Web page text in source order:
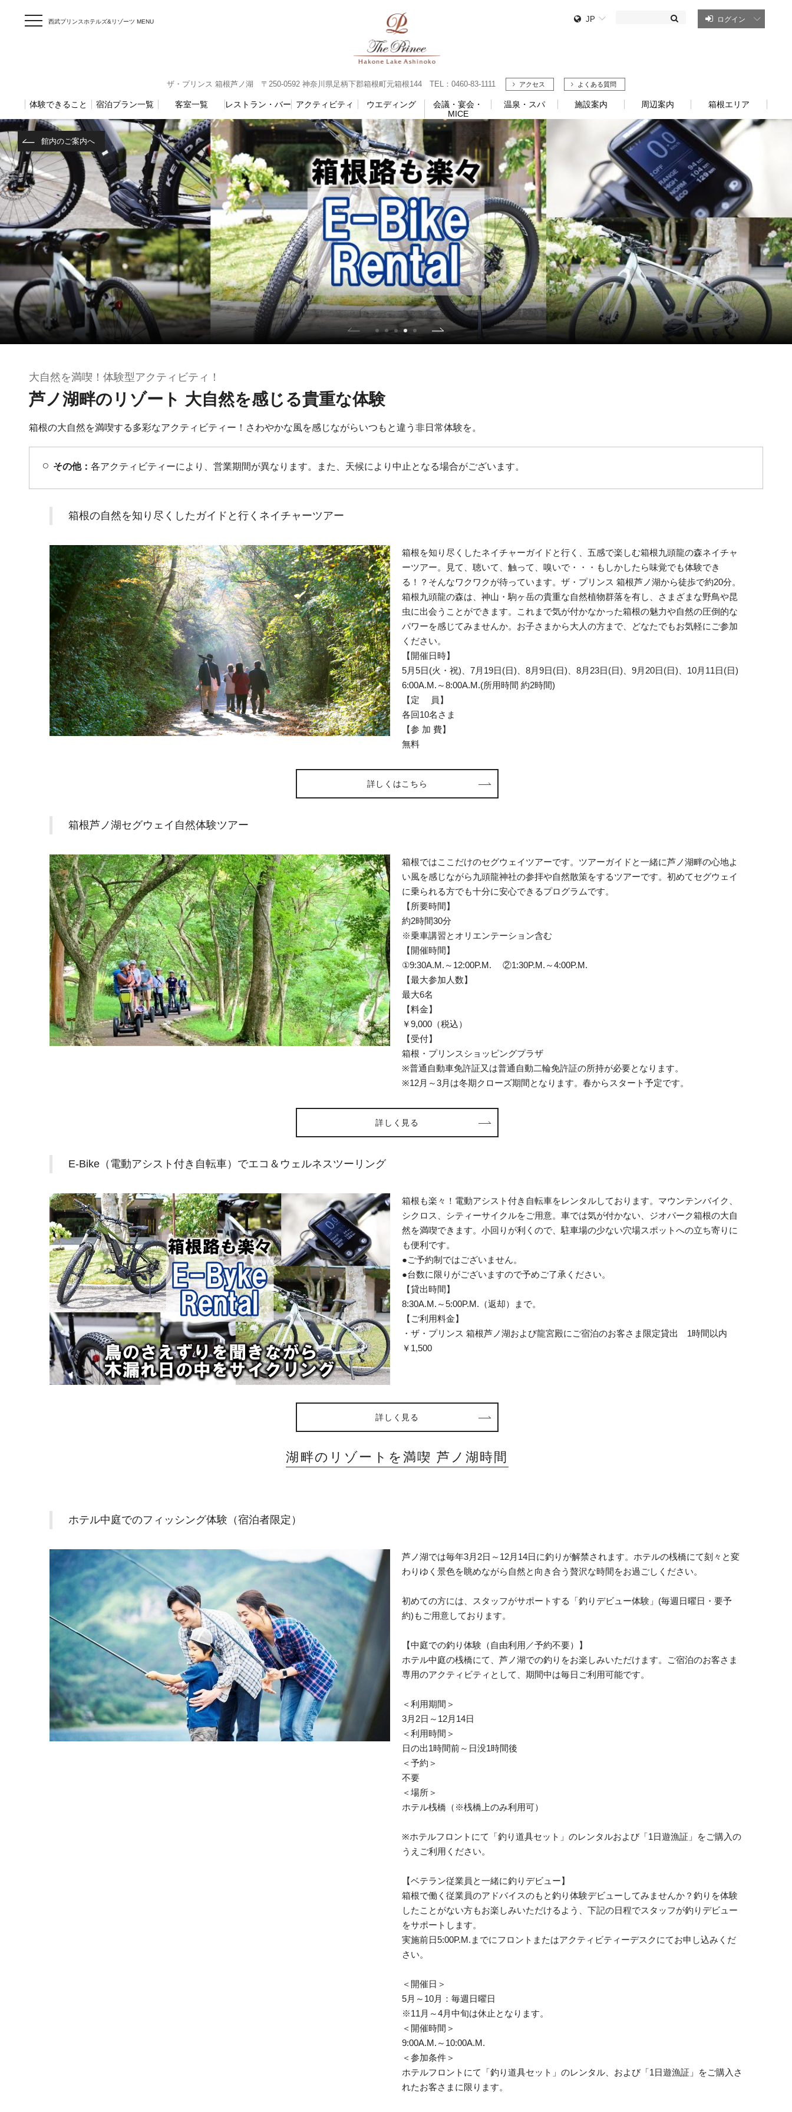
西武プリンスホテルズ&リゾーツ MENU JP ログイン
ザ・プリンス 箱根芦ノ湖 〒250-0592 神奈川県足柄下郡箱根町元箱根144 TEL：0460-83-1111 アクセス よくある質問
体験できること 宿泊プラン一覧 客室一覧 レストラン・バー アクティビティ ウエディング
会議・宴会・
MICE
温泉・スパ 施設案内 周辺案内 箱根エリア
館内のご案内へ
大自然を満喫！体験型アクティビティ！
芦ノ湖畔のリゾート 大自然を感じる貴重な体験
箱根の大自然を満喫する多彩なアクティビティー！さわやかな風を感じながらいつもと違う非日常体験を。
その他： 各アクティビティーにより、営業期間が異なります。また、天候により中止となる場合がございます。
箱根の自然を知り尽くしたガイドと行くネイチャーツアー
箱根を知り尽くしたネイチャーガイドと行く、五感で楽しむ箱根九頭龍の森ネイチャ
ーツアー。見て、聴いて、触って、嗅いで・・・もしかしたら味覚でも体験でき
る！？そんなワクワクが待っています。ザ・プリンス 箱根芦ノ湖から徒歩で約20分。
箱根九頭龍の森は、神山・駒ヶ岳の貴重な自然植物群落を有し、さまざまな野鳥や昆
虫に出会うことができます。これまで気が付かなかった箱根の魅力や自然の圧倒的な
パワーを感じてみませんか。お子さまから大人の方まで、どなたでもお気軽にご参加
ください。
【開催日時】
5月5日(火・祝)、7月19日(日)、8月9日(日)、8月23日(日)、9月20日(日)、10月11日(日)
6:00A.M.～8:00A.M.(所用時間 約2時間)
【定 員】
各回10名さま
【参 加 費】
無料
詳しくはこちら
箱根芦ノ湖セグウェイ自然体験ツアー
箱根ではここだけのセグウェイツアーです。ツアーガイドと一緒に芦ノ湖畔の心地よ
い風を感じながら九頭龍神社の参拝や自然散策をするツアーです。初めてセグウェイ
に乗られる方でも十分に安心できるプログラムです。
【所要時間】
約2時間30分
※乗車講習とオリエンテーション含む
【開催時間】
①9:30A.M.～12:00P.M. ②1:30P.M.～4:00P.M.
【最大参加人数】
最大6名
【料金】
￥9,000（税込）
【受付】
箱根・プリンスショッピングプラザ
※普通自動車免許証又は普通自動二輪免許証の所持が必要となります。
※12月～3月は冬期クローズ期間となります。春からスタート予定です。
詳しく見る
E-Bike（電動アシスト付き自転車）でエコ＆ウェルネスツーリング
箱根も楽々！電動アシスト付き自転車をレンタルしております。マウンテンバイク、
シクロス、シティーサイクルをご用意。車では気が付かない、ジオパーク箱根の大自
然を満喫できます。小回りが利くので、駐車場の少ない穴場スポットへの立ち寄りに
も便利です。
●ご予約制ではございません。
●台数に限りがございますので予めご了承ください。
【貸出時間】
8:30A.M.～5:00P.M.（返却）まで。
【ご利用料金】
・ザ・プリンス 箱根芦ノ湖および龍宮殿にご宿泊のお客さま限定貸出 1時間以内
￥1,500
詳しく見る
湖畔のリゾートを満喫 芦ノ湖時間
ホテル中庭でのフィッシング体験（宿泊者限定）
芦ノ湖では毎年3月2日～12月14日に釣りが解禁されます。ホテルの桟橋にて刻々と変
わりゆく景色を眺めながら自然と向き合う贅沢な時間をお過ごしください。
初めての方には、スタッフがサポートする「釣りデビュー体験」(毎週日曜日・要予
約)もご用意しております。
【中庭での釣り体験（自由利用／予約不要）】
ホテル中庭の桟橋にて、芦ノ湖での釣りをお楽しみいただけます。ご宿泊のお客さま
専用のアクティビティとして、期間中は毎日ご利用可能です。
＜利用期間＞
3月2日～12月14日
＜利用時間＞
日の出1時間前～日没1時間後
＜予約＞
不要
＜場所＞
ホテル桟橋（※桟橋上のみ利用可）
※ホテルフロントにて「釣り道具セット」のレンタルおよび「1日遊漁証」をご購入の
うえご利用ください。
【ベテラン従業員と一緒に釣りデビュー】
箱根で働く従業員のアドバイスのもと釣り体験デビューしてみませんか？釣りを体験
したことがない方もお楽しみいただけるよう、下記の日程でスタッフが釣りデビュー
をサポートします。
実施前日5:00P.M.までにフロントまたはアクティビティーデスクにてお申し込みくだ
さい。
＜開催日＞
5月～10月：毎週日曜日
※11月～4月中旬は休止となります。
＜開催時間＞
9:00A.M.～10:00A.M.
＜参加条件＞
ホテルフロントにて「釣り道具セット」のレンタル、および「1日遊漁証」をご購入さ
れたお客さまに限ります。